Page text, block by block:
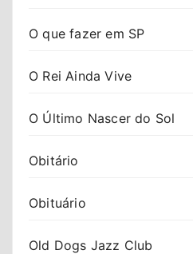
O que fazer em SP
O Rei Ainda Vive
O Último Nascer do Sol
Obitário
Obituário
Old Dogs Jazz Club